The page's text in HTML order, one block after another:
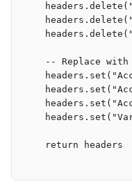
-- Replace
    return headers